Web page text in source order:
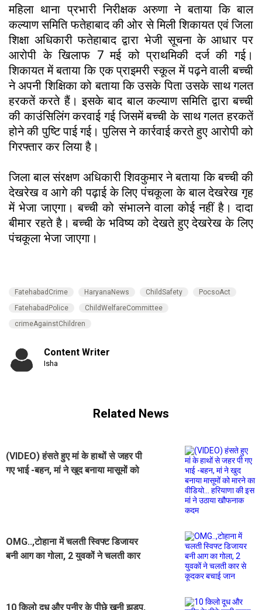
महिला थाना प्रभारी निरीक्षक अरुणा ने बताया कि बाल
कल्याण समिति फतेहाबाद की ओर से मिली शिकायत एवं जिला
शिक्षा अधिकारी फतेहाबाद द्वारा भेजी सूचना के आधार पर
आरोपी के खिलाफ 7 मई को प्राथमिकी दर्ज की गई।
शिकायत में बताया कि एक प्राइमरी स्कूल में पढ़ने वाली बच्ची
ने अपनी शिक्षिका को बताया कि उसके पिता उसके साथ गलत
हरकतें करते हैं। इसके बाद बाल कल्याण समिति द्वारा बच्ची
की काउंसिलिंग करवाई गई जिसमें बच्ची के साथ गलत हरकतें
होने की पुष्टि पाई गई। पुलिस ने कार्रवाई करते हुए आरोपी को
गिरफ्तार कर लिया है।
जिला बाल संरक्षण अधिकारी शिवकुमार ने बताया कि बच्ची की
देखरेख व आगे की पढ़ाई के लिए पंचकूला के बाल देखरेख गृह
में भेजा जाएगा। बच्ची को संभालने वाला कोई नहीं है। दादा
बीमार रहते है। बच्ची के भविष्य को देखते हुए देखरेख के लिए
पंचकूला भेजा जाएगा।
FatehabadCrime HaryanaNews ChildSafety
PocsoAct
FatehabadPolice
ChildWelfareCommittee
crimeAgainstChildren
Content Writer
Isha
Related News
(VIDEO) हंसते हुए मां के हाथों से जहर पी
गए भाई -बहन, मां ने खुद बनाया मासूमों को
OMG..,टोहाना में चलती स्विफ्ट डिजायर
बनी आग का गोला, 2 युवकों ने चलती कार
10 किलो दूध और पनीर के पीछे खूनी झड़प,